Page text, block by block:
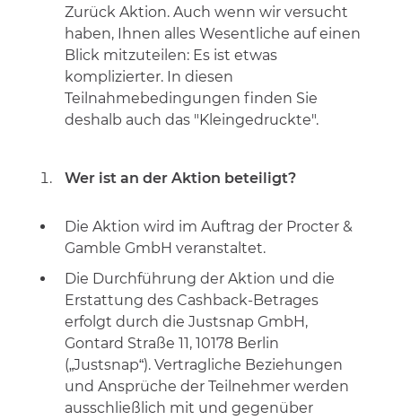
Zurück Aktion. Auch wenn wir versucht
haben, Ihnen alles Wesentliche auf einen
Blick mitzuteilen: Es ist etwas
komplizierter. In diesen
Teilnahmebedingungen finden Sie
deshalb auch das "Kleingedruckte".
Wer ist an der Aktion beteiligt?
Die Aktion wird im Auftrag der Procter &
Gamble GmbH veranstaltet.
Die Durchführung der Aktion und die
Erstattung des Cashback-Betrages
erfolgt durch die Justsnap GmbH,
Gontard Straße 11, 10178 Berlin
(„Justsnap“). Vertragliche Beziehungen
und Ansprüche der Teilnehmer werden
ausschließlich mit und gegenüber